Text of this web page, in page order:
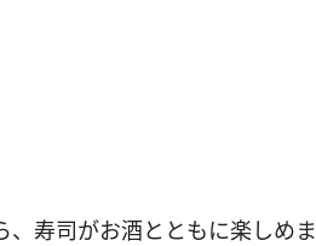
寿司がお酒とともに楽しめま